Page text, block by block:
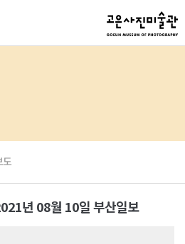
년 08월 10일 부산일보